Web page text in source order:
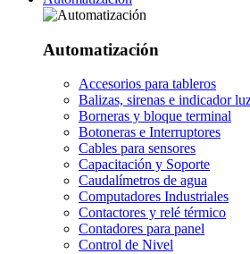
Automatización
Accesorios para tableros
Balizas, sirenas e indicador
Borneras y bloque terminal
Botoneras e Interruptores
Cables para sensores
Capacitación y Soporte
Caudalímetros de agua
Computadores Industriales
Contactores y relé térmico
Contadores para panel
Control de Nivel